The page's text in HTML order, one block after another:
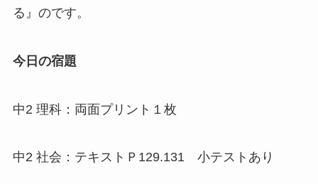
る』のです。
今日の宿題
中2 理科：両面プリント１枚
中2 社会：テキストＰ129.131 小テストあり